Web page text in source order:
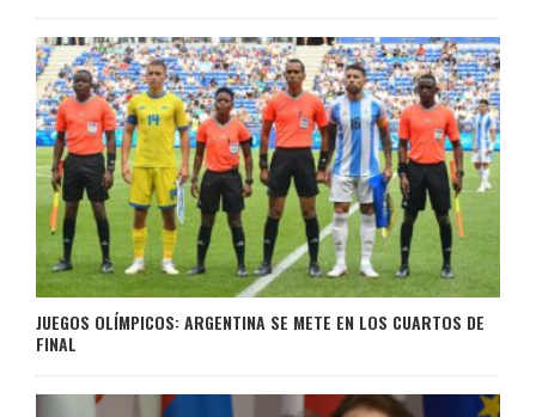
JUEGOS OLÍMPICOS: ARGENTINA SE METE EN LOS CUARTOS DE
FINAL